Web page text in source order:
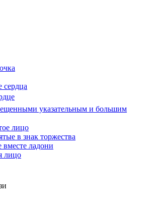
сердца
указательным и большим
лицо
в знак торжества
ладони
лицо